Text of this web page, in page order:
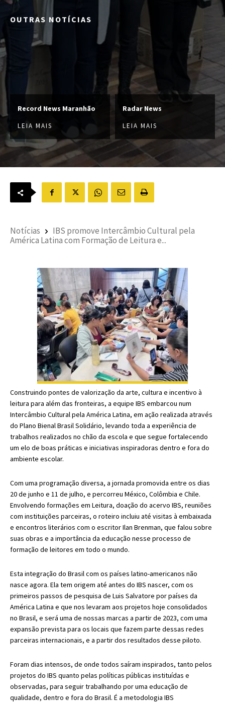
OUTRAS NOTÍCIAS
Record News Maranhão
LEIA MAIS
Radar News
LEIA MAIS
Notícias
IBS promove Intercâmbio Cultural pela
América Latina com Formação de Leitura e...
Construindo pontes de valorização da arte, cultura e incentivo à
leitura para além das fronteiras, a equipe IBS embarcou num
Intercâmbio Cultural pela América Latina, em ação realizada através
do Plano Bienal Brasil Solidário, levando toda a experiência de
trabalhos realizados no chão da escola e que segue fortalecendo
um elo de boas práticas e iniciativas inspiradoras dentro e fora do
ambiente escolar.
Com uma programação diversa, a jornada promovida entre os dias
20 de junho e 11 de julho, e percorreu México, Colômbia e Chile.
Envolvendo formações em Leitura, doação do acervo IBS, reuniões
com instituições parceiras, o roteiro incluiu até visitas à embaixada
e encontros literários com o escritor Ilan Brenman, que falou sobre
suas obras e a importância da educação nesse processo de
formação de leitores em todo o mundo.
Esta integração do Brasil com os países latino-americanos não
nasce agora. Ela tem origem até antes do IBS nascer, com os
primeiros passos de pesquisa de Luis Salvatore por países da
América Latina e que nos levaram aos projetos hoje consolidados
no Brasil, e será uma de nossas marcas a partir de 2023, com uma
expansão prevista para os locais que fazem parte dessas redes
parceiras internacionais, e a partir dos resultados desse piloto.
Foram dias intensos, de onde todos saíram inspirados, tanto pelos
projetos do IBS quanto pelas políticas públicas instituídas e
observadas, para seguir trabalhando por uma educação de
qualidade, dentro e fora do Brasil. É a metodologia IBS